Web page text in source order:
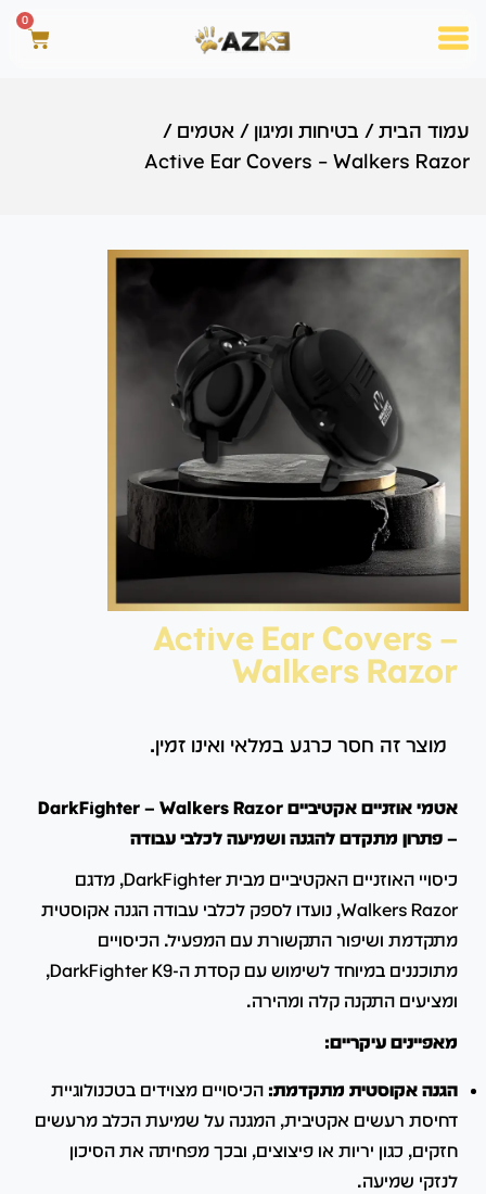
0
עמוד הבית / בטיחות ומיגון / אטמים /
Active Ear Covers – Walkers Razor
Active Ear Covers –
Walkers Razor
מוצר זה חסר כרגע במלאי ואינו זמין.
אטמי אוזניים אקטיביים DarkFighter – Walkers Razor
– פתרון מתקדם להגנה ושמיעה לכלבי עבודה
כיסויי האוזניים האקטיביים מבית DarkFighter, מדגם
Walkers Razor, נועדו לספק לכלבי עבודה הגנה אקוסטית
מתקדמת ושיפור התקשורת עם המפעיל. הכיסויים
מתוכננים במיוחד לשימוש עם קסדת ה-DarkFighter K9,
ומציעים התקנה קלה ומהירה.
מאפיינים עיקריים:
הגנה אקוסטית מתקדמת: הכיסויים מצוידים בטכנולוגיית
דחיסת רעשים אקטיבית, המגנה על שמיעת הכלב מרעשים
חזקים, כגון יריות או פיצוצים, ובכך מפחיתה את הסיכון
לנזקי שמיעה.